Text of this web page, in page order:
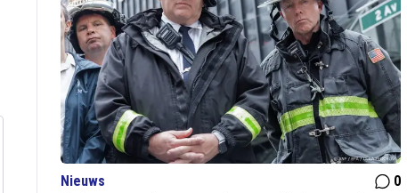
Nieuws
0